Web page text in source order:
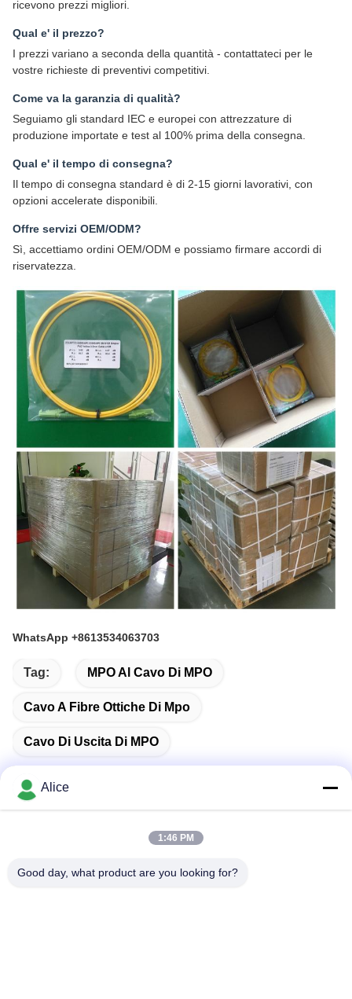
ricevono prezzi migliori.
Qual e' il prezzo?
I prezzi variano a seconda della quantità - contattateci per le
vostre richieste di preventivi competitivi.
Come va la garanzia di qualità?
Seguiamo gli standard IEC e europei con attrezzature di
produzione importate e test al 100% prima della consegna.
Qual e' il tempo di consegna?
Il tempo di consegna standard è di 2-15 giorni lavorativi, con
opzioni accelerate disponibili.
Offre servizi OEM/ODM?
Sì, accettiamo ordini OEM/ODM e possiamo firmare accordi di
riservatezza.
WhatsApp +8613534063703
Tag: MPO Al Cavo Di MPO
Cavo A Fibre Ottiche Di Mpo
Cavo Di Uscita Di MPO
Indirizzo
Alice
1:46 PM
Good day, what product are you looking for?